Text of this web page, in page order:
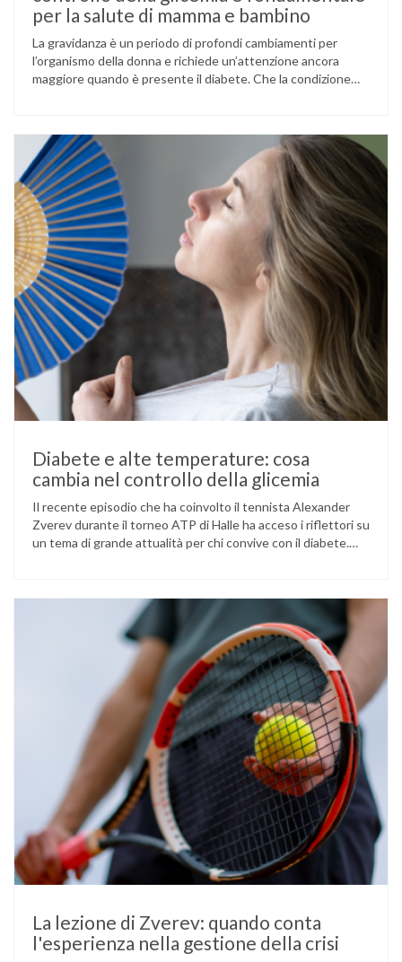
per la salute di mamma e bambino
La gravidanza è un periodo di profondi cambiamenti per
l’organismo della donna e richiede un’attenzione ancora
maggiore quando è presente il diabete. Che la condizione
volta durante la gestazione (diabete gestazionale),
mantenere …
Diabete e alte temperature: cosa
cambia nel controllo della glicemia
Il recente episodio che ha coinvolto il tennista Alexander
Zverev durante il torneo ATP di Halle ha acceso i riflettori su
un tema di grande attualità per chi convive con il diabete.
glucosio lo aveva portato …
La lezione di Zverev: quando conta
l'esperienza nella gestione della crisi